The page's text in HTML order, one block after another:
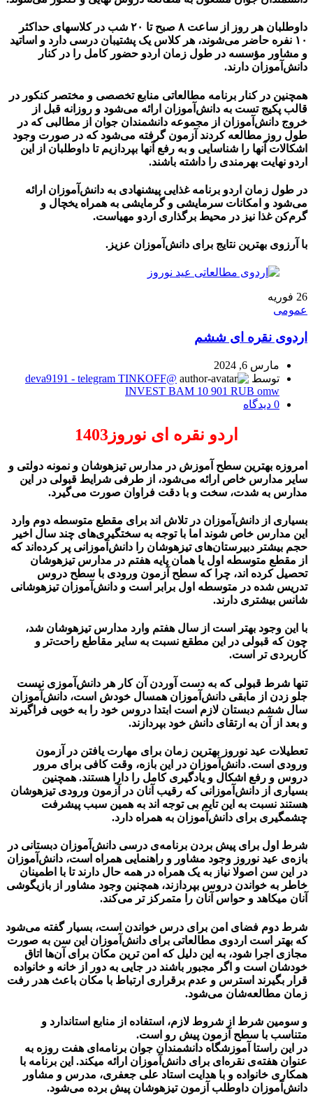
داوطلبان هر روز از ساعت ۸ صبح تا ۲۰ شب در کلاسهای حداکثر
۱۰ نفره حاضر می‌شوند، هر کلاس یک پشتیبان درسی دارد و اساتید
و مشاور مؤسسه در طول زمان اردو حضور کامل را در کنار
دانش‌آموزان دارند.
همچنین در کنار برنامه مطالعاتی منابع تخصصی و مختصر کنکور در
قالب پکیج تست به دانش‌آموزان ارائه می‌شود و روزانه قبل از
خروج دانش‌آموزان از مجموعه دانشمندان جوان از مطالبی که در
طول روز مطالعه کردند آزمون گرفته می‌شود که در صورت وجود
اشکالات آنها را شناسایی و به رفع آنها بپردازیم تا داوطلبان از این
اردو نهایت بهرمندی را داشته باشند.
در طول زمان اردو برنامه غذایی پیشنهادی به دانش‌آموزان ارائه
می‌شود و امکانات سرمایشی و گرمایشی به همراه یخچال و
گرم‌کن غذا نیز در محیط برگذاری اردو مهیاست.
با آرزوی بهترین نتایج برای دانش‌آموزان عزیز.
26 فوریه
عمومی
اردوی نقره ای ششم
مارس 6, 2024
توسط
@deva9191 - telegram TINKOFF
INVEST BAM 10 901 RUB omw
0 دیدگاه
اردو نقره ای نوروز1403
امروزه بهترین سطح آموزش در مدارس تیزهوشان و نمونه دولتی و
سایر مدارس خاص ارائه می‌شود، از طرفی شرایط قبولی در این
مدارس به شدت، سخت و با دقت فراوان صورت می‌گیرد.
بسیاری از دانش‌آموزان در تلاش اند برای مقطع متوسطه دوم وارد
این مدارس خاص شوند اما با توجه به سختگیری‌های چند سال اخیر
حجم بیشتر دبیرستان‌های تیزهوشان را دانش‌آموزانی پر کرده‌اند که
از مقطع متوسطه اول یا همان پایه هفتم در مدارس تیزهوشان
تحصیل کرده اند، چرا که سطح آزمون ورودی با سطح دروس
تدریس شده در متوسطه اول برابر است و دانش‌آموزان تیزهوشانی
شانس بیشتری دارند.
با این وجود بهتر است از سال هفتم وارد مدارس تیزهوشان شد،
چون که قبولی در این مطقع نسبت به سایر مقاطع راحت‌تر و
کاربردی تر است.
تنها شرط قبولی که به دست آوردن آن کار هر دانش‌آموزی نیست
جلو زدن از مابقی دانش‌آموزان همسال خودش است، دانش‌آموزان
سال ششم دبستان لازم است ابتدا دروس خود را به خوبی فراگیرند
و بعد از آن به ارتقای دانش خود بپردازند.
تعطیلات عید نوروز بهترین زمان برای مهارت یافتن در آزمون
ورودی است. دانش‌آموزان در این بازه، وقت کافی برای مرور
دروس و رفع اشکال و یادگیری کامل را دارا هستند. همچنین
بسیاری از دانش‌آموزانی که رقیب آنان در آزمون ورودی تیزهوشان
هستند نسبت به این تایم بی توجه اند به همین سبب پیشرفت
چشمگیری برای دانش‌آموزان به همراه دارد.
شرط اول برای پیش بردن برنامه‌ی درسی دانش‌آموزان دبستانی در
بازه‌ی عید نوروز وجود مشاور و راهنمایی همراه است، دانش‌آموزان
در این سن اصولا نیاز به یک همراه در همه حال دارند تا با اطمینان
خاطر به خواندن دروس بپردازند، همچنین وجود مشاور از بازیگوشی
آنان میکاهد و حواس آنان را متمرکز تر می‌کند.
شرط دوم فضای امن برای درس خواندن است، بسیار گفته می‌شود
که بهتر است اردوی مطالعاتی برای دانش‌آموزان این سن به صورت
مجازی اجرا شود، به این دلیل که امن ترین مکان برای آن‌ها اتاق
خودشان است و اگر مجبور باشند در جایی به دور از خانه و خانواده
قرار بگیرند استرس و عدم برقراری ارتباط با مکان باعث هدر رفت
زمان مطالعه‌شان می‌شود.
و سومین شرط از شروط لازم، استفاده از منابع استاندارد و
متناسب با سطح آزمون پیش رو است.
در این راستا آموزشگاه دانشمندان جوان برنامه‌ای هفت روزه به
عنوان هفته‌ی نقره‌ای برای دانش‌آموزان ارائه میکند. این برنامه با
همکاری خانواده و با هدایت استاد علی جعفری، مدرس و مشاور
دانش‌آموزان داوطلب آزمون تیزهوشان پیش برده می‌شود.